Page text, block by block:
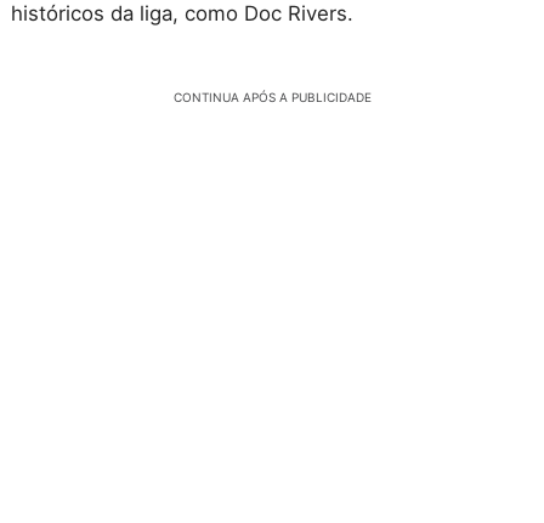
históricos da liga, como Doc Rivers.
CONTINUA APÓS A PUBLICIDADE